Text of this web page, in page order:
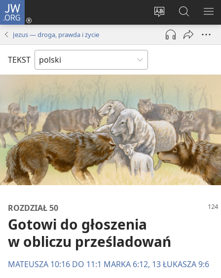
JW.ORG
Wybór
języka
Logowanie
(opens
window)
Szukaj
na
JW.ORG
Jezus — droga, prawda i życie
TEKST
ROZDZIAŁ 50
Gotowi do głoszenia
w obliczu prześladowań
MATEUSZA 10:16 DO 11:1 MARKA 6:12, 13ŁUKASZA 9:6